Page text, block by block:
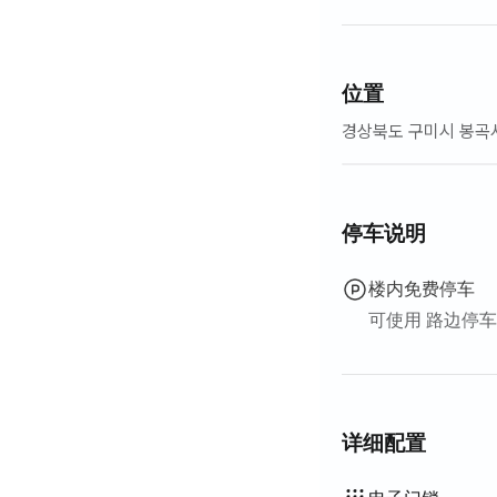
位置
경상북도 구미시 봉곡
停车说明
楼内免费停车
可使用 路边停车
详细配置
智能马桶盖
吹风机
过滤花洒
扫帚
洗衣液
衣物柔顺剂
洗洁精
抹布
百洁布
吸尘器
电热水壶
电饭煲
烹饪工具（菜板、刀、
锅具·平底锅
基本餐具（碗、杯等）
有线网络
不提供: 浴缸
不提供: 沐浴露
不提供: 洗发水·护发素
不提供: 香皂
不提供: 卫生纸
不提供: 牙刷
不提供: 牙膏
不提供: 毛巾
不提供: 床垫加垫·折叠
不提供: 百叶窗
不提供: 遮光窗帘
不提供: 厨余垃圾袋
不提供: 垃圾袋
不提供: 室外烧烤设施
不提供: 电梯
不提供: 免费健身房
不提供: 游泳池
不提供: 免费公共桑拿
不提供: 水疗·按摩浴缸
不提供: 按摩浴缸·桧木
不提供: 露台
不提供: 挂衣架
不提供: 矮餐桌
不提供: 沙发床
不提供: 电风扇
不提供: 电热锅炉
不提供: 煤油供暖
不提供: 液化石油气
不提供: 可再生能源
不提供: 投影仪
不提供: 晾衣架
不提供: 熨斗
不提供: 洗烘一体机